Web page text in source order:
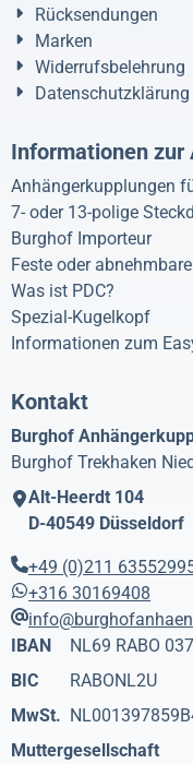
Rücksendungen
Marken
Widerrufsbelehrung
Datenschutzklärung
Informationen zur
Anhängerkupplungen
7- oder 13-polige
Burghof Importeur
Feste oder
Was ist PDC?
Spezial-Kugelkopf
Informationen zum
Kontakt
Burghof
Burghof Trekhaken
Alt-Heerdt 104
D-40549 Düsseldorf
+49 (0)211
+316 30169408
IBAN
NL69 RABO
BIC
RABONL2U
MwSt.
Muttergesellschaft